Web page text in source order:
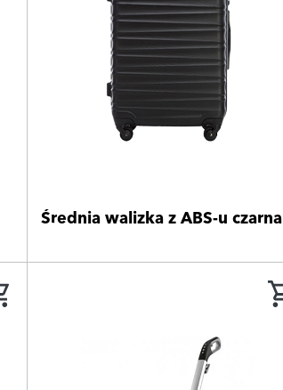
Średnia walizka z ABS-u czarna